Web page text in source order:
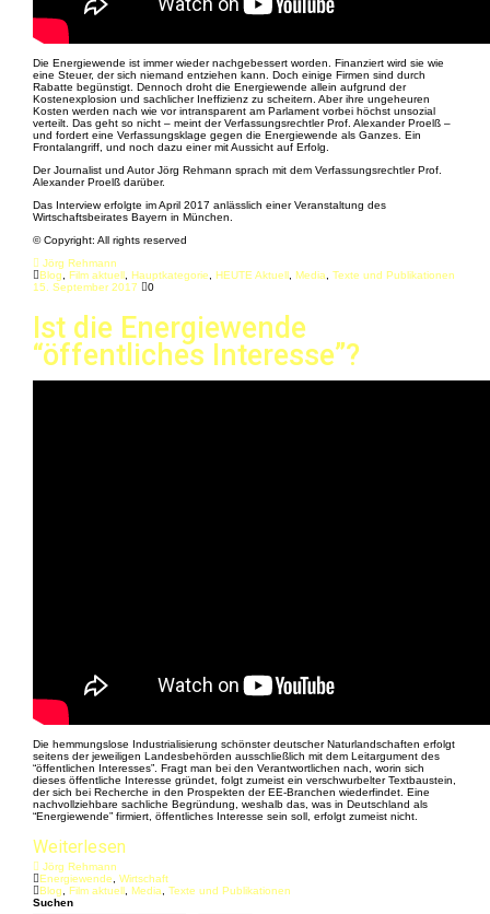
Die Energiewende ist immer wieder nachgebessert worden. Finanziert wird sie wie
eine Steuer, der sich niemand entziehen kann. Doch einige Firmen sind durch
Rabatte begünstigt. Dennoch droht die Energiewende allein aufgrund der
Kostenexplosion und sachlicher Ineffizienz zu scheitern. Aber ihre ungeheuren
Kosten werden nach wie vor intransparent am Parlament vorbei höchst unsozial
verteilt. Das geht so nicht – meint der Verfassungsrechtler Prof. Alexander Proelß –
und fordert eine Verfassungsklage gegen die Energiewende als Ganzes. Ein
Frontalangriff, und noch dazu einer mit Aussicht auf Erfolg.
Der Journalist und Autor Jörg Rehmann sprach mit dem Verfassungsrechtler Prof.
Alexander Proelß darüber.
Das Interview erfolgte im April 2017 anlässlich einer Veranstaltung des
Wirtschaftsbeirates Bayern in München.
© Copyright: All rights reserved
Jörg Rehmann
Blog
Film aktuell Hauptkategorie HEUTE Aktuell Media
Texte und Publikationen
15. September 2017
0
Ist die Energiewende
“öffentliches Interesse”?
Die hemmungslose Industrialisierung schönster deutscher Naturlandschaften erfolgt
seitens der jeweiligen Landesbehörden ausschließlich mit dem Leitargument des
“öffentlichen Interesses”. Fragt man bei den Verantwortlichen nach, worin sich
dieses öffentliche Interesse gründet, folgt zumeist ein verschwurbelter Textbaustein,
der sich bei Recherche in den Prospekten der EE-Branchen wiederfindet. Eine
nachvollziehbare sachliche Begründung, weshalb das, was in Deutschland als
“Energiewende” firmiert, öffentliches Interesse sein soll, erfolgt zumeist nicht.
Weiterlesen
Jörg Rehmann
Energiewende
Wirtschaft
Blog
Film aktuell Media
Texte und Publikationen
Suchen